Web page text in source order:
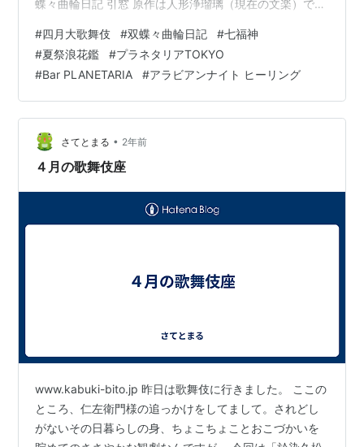
蝶々曲輪日記 引窓 原作は人形浄瑠璃（現在の文楽）で、
た。 作者は武田出雲、三好松洛、並木千柳の3人の合作
で、この3人は三大名作と言われる、菅原伝授手習鑑
（1746年）、義経千本桜（1747年）、仮名手本忠臣蔵
（1748年）も書いた。 双蝶々曲輪日記は1749年初演
で、夏祭浪花鑑もこの3人が書き、1745年初演。 歌舞伎
や…
#四月大歌舞伎 #双蝶々曲輪日記 #七福神
#夏祭浪花鑑 #プラネタリアTOKYO
#Bar PLANETARIA #アラビアンナイト ヒーリング
さてとまる • 2年前
４月の歌舞伎座
www.kabuki-bito.jp 昨日は歌舞伎に行きました。 ここの
ところ、仁左衛門様の追っかけをしてまして。されどし
がないその日暮らしの身、ちょこちょことおこづかいを